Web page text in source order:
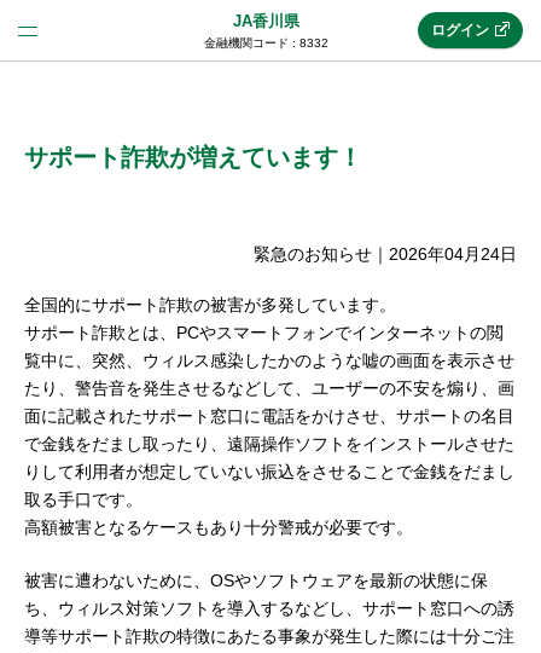
JA香川県
金融機関コード : 8332
(法人JAネットバンク)
JAネットバンクトップ
メリット
機能・サービス
使い方
ログイン
サポート詐欺が増えています！
緊急のお知らせ ｜ 2026年04月24日
全国的にサポート詐欺の被害が多発しています。
サポート詐欺とは、PCやスマートフォンでインターネットの閲
覧中に、突然、ウィルス感染したかのような嘘の画面を表示させ
たり、警告音を発生させるなどして、ユーザーの不安を煽り、画
面に記載されたサポート窓口に電話をかけさせ、サポートの名目
で金銭をだまし取ったり、遠隔操作ソフトをインストールさせた
りして利用者が想定していない振込をさせることで金銭をだまし
取る手口です。
高額被害となるケースもあり十分警戒が必要です。
被害に遭わないために、OSやソフトウェアを最新の状態に保
ち、ウィルス対策ソフトを導入するなどし、サポート窓口への誘
導等サポート詐欺の特徴にあたる事象が発生した際には十分ご注